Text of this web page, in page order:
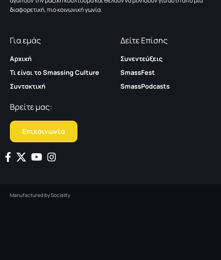
διαφορετική, πιο κοινωνική γωνία.
Για εμάς
Αρχική
Τι είναι το Smassing Culture
Συντακτική
Δείτε Επίσης
Συνεντεύξεις
SmassFest
SmassPodcasts
Βρείτε μας:
Επικοινωνία
Manufactured bySociality